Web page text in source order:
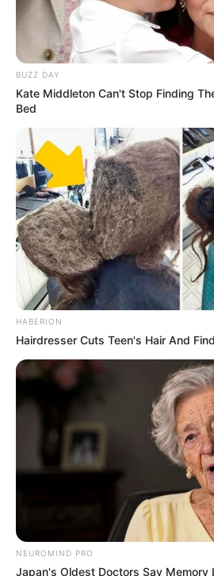
Serem! 9 Chat Ojek Online
Pelanggan Ini Bikin Auto
Merinding
Bikin Ngakak, 10 Potret
Cosplay Murah Pakai Bahan
Seadanya
Anti Mainstream, 10 Cara
Membawa Barang
Versi Warga Thailand
BUZZ DAY
Kate Middleton Can't Stop Finding
Bed
HABERION
Hairdresser Cuts Teen's Hair And
NEUROMIND PRO
Japan's Oldest Doctors Say